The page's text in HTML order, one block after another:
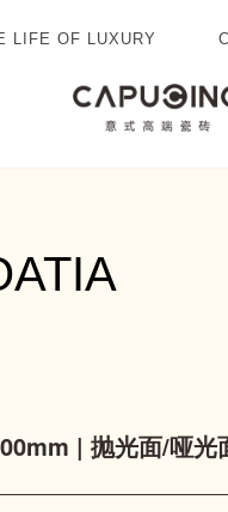
LIFE OF LUXURY
| 抛光面/哑光